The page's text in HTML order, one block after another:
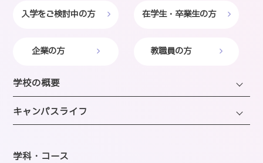
入学をご検討中の方 在学生・卒業生の方
企業の方 教職員の方
学校の概要
学長・理事長挨拶
建学の精神・沿革・校歌
キャンパスライフ
年間スケジュール
学科・コース